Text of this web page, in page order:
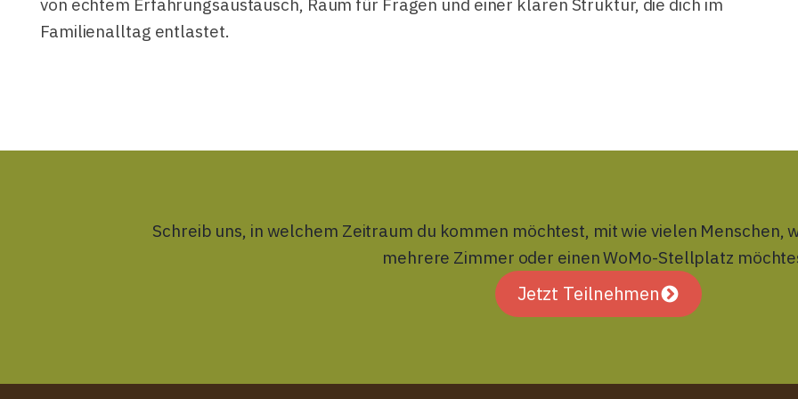
von echtem Erfahrungsaustausch, Raum für Fragen und einer klaren Struktur, die dich im
Familienalltag entlastet.
Schreib uns, in welchem Zeitraum du kommen möchtest, mit wie vielen Menschen,
mehrere Zimmer oder einen WoMo-Stellplatz
Jetzt Teilnehmen